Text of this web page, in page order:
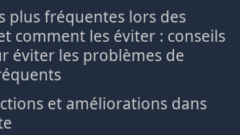
plus fréquentes lors des
comment les éviter : conseils
éviter les problèmes de
et améliorations dans